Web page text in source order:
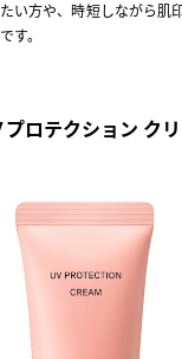
い方や、時短しながら肌
す。
ロテクション ク